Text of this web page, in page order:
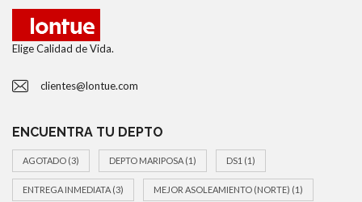
Elige Calidad de Vida.
clientes@lontue.com
ENCUENTRA TU DEPTO
AGOTADO (3) DEPTO MARIPOSA (1) DS1 (1)
ENTREGA INMEDIATA (3) MEJOR ASOLEAMIENTO (NORTE) (1)